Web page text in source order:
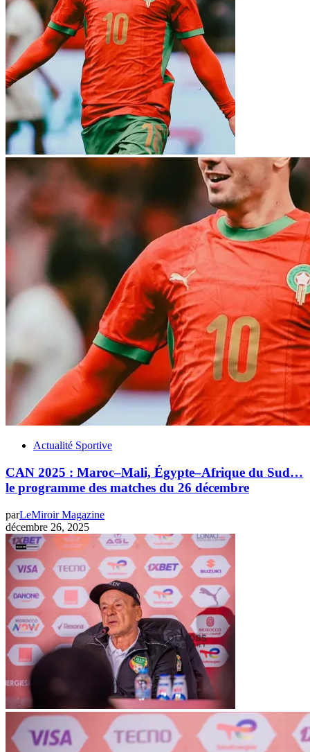
Actualité Sportive
CAN 2025 : Maroc–Mali, Égypte–Afrique du Sud…
le programme des matches du 26 décembre
parLeMiroir Magazine
décembre 26, 2025